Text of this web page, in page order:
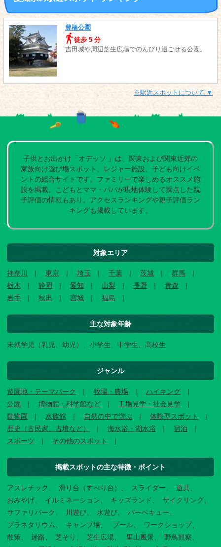
豊橋公園
徒歩 5 分
吉田城や周辺芝生広場でのんびり過ごせる公園。
※駅近スポットについて ▼
子供とお出かけ「オデッソ 」は、関東および関東近郊の
家族向け遊び場スポット、レジャー施設、子ども向けイベ
ントの総合サイトです。ファミリーで楽しめるオススメ施
設を掲載。こどもとママ・パパが現地体験して採点した親
子評価の情報もあり。アクセスランキングや親子評価ラン
キングも掲載しています。
対象エリア
神奈川 東京 埼玉 千葉 茨城
群馬
栃木
静岡 愛知 山梨 長野
青森
岩手
秋田 宮城 福島
主な対象年齢
未就学児（乳児、幼児）、小学生、中学生、高校生
ジャンル
遊園地・テーマパーク 牧場・農場
ハイキング
公園
博物館・科学館など
工場見学・社会見学
動物園
水族館 自然の中で遊ぶ
体験型スポット
歴史（古民家、古墳など）
海水浴・湖水浴
宿泊
スポーツ
その他のスポット
掲載スポットの主な特徴・ポイント
アスレチック 滑り台（すべり台） スライダー
遊具
おみやげ
イルミネーション キッズランド
サイクリング
サファリパーク
川遊び 水遊び
バーベキュー
プラネタリウム
キャンプ場 プール
ワークショップ
散策
迷路 芝そり 芝生広場 里山風景
野鳥観察